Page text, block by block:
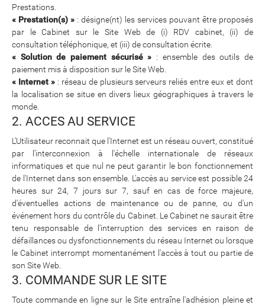
Prestations.
« Prestation(s) » : désigne(nt) les services pouvant être proposés
par le Cabinet sur le Site Web de (i) RDV cabinet, (ii) de
consultation téléphonique, et (iii) de consultation écrite.
« Solution de paiement sécurisé » : ensemble des outils de
paiement mis à disposition sur le Site Web.
« Internet »: réseau de plusieurs serveurs reliés entre eux et dont
la localisation se situe en divers lieux géographiques à travers le
monde.
2. ACCES AU SERVICE
L’Utilisateur reconnait que l'Internet est un réseau ouvert, constitué
par l'interconnexion à l'échelle internationale de réseaux
informatiques et que nul ne peut garantir le bon fonctionnement
de l'Internet dans son ensemble. L'accès au service est possible 24
heures sur 24, 7 jours sur 7, sauf en cas de force majeure,
d’éventuelles actions de maintenance ou de panne, ou d'un
événement hors du contrôle du Cabinet. Le Cabinet ne saurait être
tenu responsable de l'interruption des services en raison de
défaillances ou dysfonctionnements du réseau Internet ou lorsque
le Cabinet interrompt momentanément l'accès à tout ou partie de
son Site Web.
3. COMMANDE SUR LE SITE
Toute commande en ligne sur le Site entraîne l'adhésion pleine et